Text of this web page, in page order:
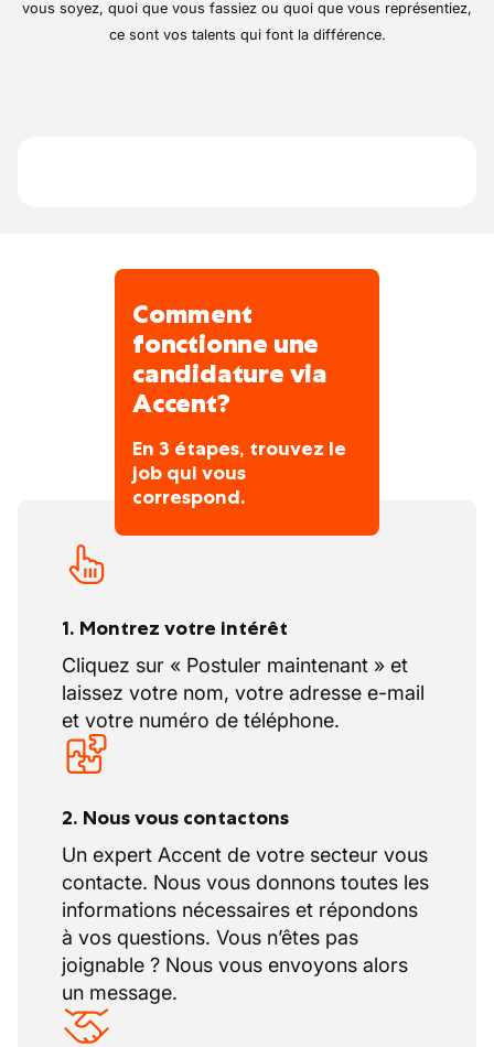
Prise en compte de l’équilibre vie privée /
d’avenir fera la différence. Rejoignez-nous !
clientspour anticiper leurs besoins et
partie de la culture d’entreprise.
vous soyez, quoi que vous fassiez ou quoi que vous représentiez,
ce sont vos talents qui font la différence.
Comment
fonctionne une
candidature via
Accent?
En 3 étapes, trouvez le
job qui vous
correspond.
1. Montrez votre intérêt
Cliquez sur « Postuler maintenant » et
laissez votre nom, votre adresse e-mail
et votre numéro de téléphone.
2. Nous vous contactons
Un expert Accent de votre secteur vous
contacte. Nous vous donnons toutes les
informations nécessaires et répondons
à vos questions. Vous n’êtes pas
joignable ? Nous vous envoyons alors
un message.